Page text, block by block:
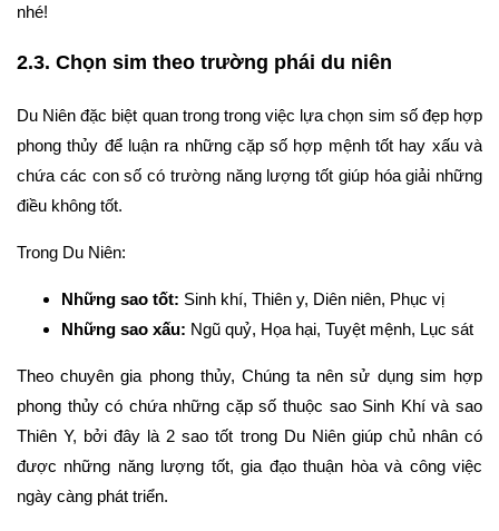
nhé!
2.3. Chọn sim theo trường phái du niên
Du Niên đặc biệt quan trong trong việc lựa chọn sim số đẹp hợp
phong thủy để luận ra những cặp số hợp mệnh tốt hay xấu và
chứa các con số có trường năng lượng tốt giúp hóa giải những
điều không tốt.
Trong Du Niên:
Những sao tốt: Sinh khí, Thiên y, Diên niên, Phục vị
Những sao xấu: Ngũ quỷ, Họa hại, Tuyệt mệnh, Lục sát
Theo chuyên gia phong thủy, Chúng ta nên sử dụng sim hợp
phong thủy có chứa những cặp số thuộc sao Sinh Khí và sao
Thiên Y, bởi đây là 2 sao tốt trong Du Niên giúp chủ nhân có
được những năng lượng tốt, gia đạo thuận hòa và công việc
ngày càng phát triển.